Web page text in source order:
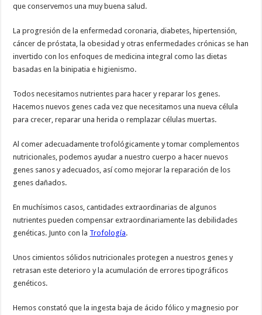
que conservemos una muy buena salud.
La progresión de la enfermedad coronaria, diabetes, hipertensión,
cáncer de próstata, la obesidad y otras enfermedades crónicas se han
invertido con los enfoques de medicina integral como las dietas
basadas en la binipatia e higienismo.
Todos necesitamos nutrientes para hacer y reparar los genes.
Hacemos nuevos genes cada vez que necesitamos una nueva célula
para crecer, reparar una herida o remplazar células muertas.
Al comer adecuadamente trofológicamente y tomar complementos
nutricionales, podemos ayudar a nuestro cuerpo a hacer nuevos
genes sanos y adecuados, así como mejorar la reparación de los
genes dañados.
En muchísimos casos, cantidades extraordinarias de algunos
nutrientes pueden compensar extraordinariamente las debilidades
genéticas. Junto con la Trofología.
Unos cimientos sólidos nutricionales protegen a nuestros genes y
retrasan este deterioro y la acumulación de errores tipográficos
genéticos.
Hemos constató que la ingesta baja de ácido fólico y magnesio por